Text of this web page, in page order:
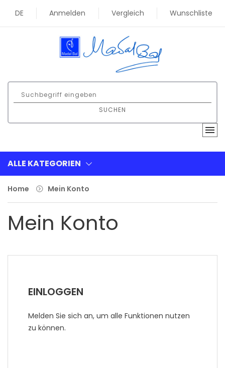
DE Anmelden Vergleich Wunschliste
SUCHEN
ALLE KATEGORIEN
Home Mein Konto
Mein Konto
EINLOGGEN
Melden Sie sich an, um alle Funktionen nutzen
zu können.